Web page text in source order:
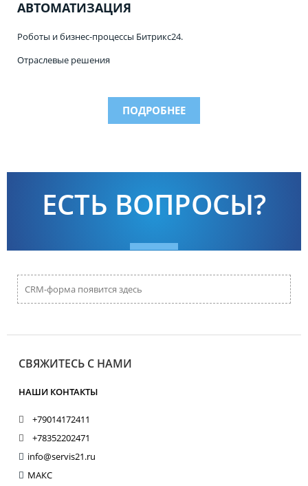
АВТОМАТИЗАЦИЯ
Роботы и бизнес-процессы Битрикс24.
Отраслевые решения
ПОДРОБНЕЕ
ЕСТЬ ВОПРОСЫ?
CRM-форма появится здесь
СВЯЖИТЕСЬ С НАМИ
НАШИ КОНТАКТЫ
+79014172411
+78352202471
info@servis21.ru
МАКС